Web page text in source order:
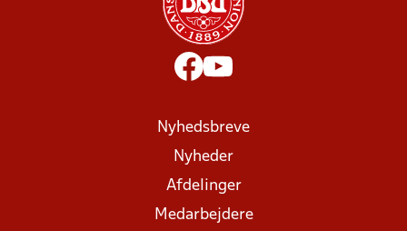
Nyhedsbreve
Nyheder
Afdelinger
Medarbejdere